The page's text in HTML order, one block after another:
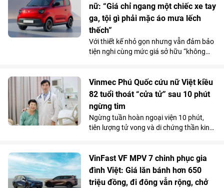
nữ: “Giá chỉ ngang một chiếc xe tay
ga, tội gì phải mặc áo mưa lếch
thếch”
Với thiết kế nhỏ gọn nhưng vẫn đảm bảo
tiện nghi cùng mức giá sở hữu “không
đồng phái đẹp trước ngày mở cổng chính
thức vào 15/7.
Vinmec Phú Quốc cứu nữ Việt kiều
82 tuổi thoát “cửa tử” sau 10 phút
ngừng tim
Ngừng tuần hoàn ngoại viện 10 phút,
tiên lượng tử vong và di chứng thần kinh
cuộc sống bình thường chỉ sau một tuần
điều trị tại Bệnh viện Đa khoa Vinmec
Phú Quốc.
VinFast VF MPV 7 chinh phục gia
đình Việt: Giá lăn bánh hơn 650
triệu đồng, đi đông vẫn rộng, chở